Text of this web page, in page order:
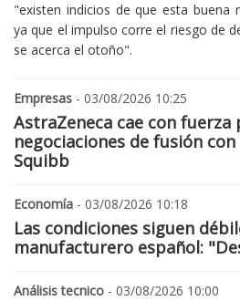
"existen indicios de que esta buena
ya que el impulso corre el riesgo de
se acerca el otoño".
Empresas - 03/08/2026 10:25
AstraZeneca cae con
negociaciones de fusión
Squibb
Economía - 03/08/2026 10:18
Las condiciones siguen
manufacturero español:
Análisis tecnico - 03/08/2026 10:00